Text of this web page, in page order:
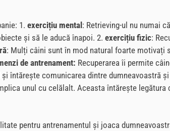
1. exercițiu mental : Retrieving-ul nu numai
și să le aducă înapoi. 2. exercițiu fizic:
: Mulți câini sunt în mod natural foarte motivați
de antrenament: Recuperarea îi permite
întărește comunicarea dintre dumneavoastră
unul cu celălalt. Aceasta întărește
pentru antrenamentul și joaca